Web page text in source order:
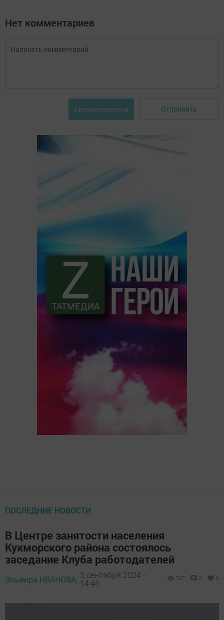
Нет комментариев
Авторизоваться Отправить
ПОСЛЕДНИЕ НОВОСТИ
В Центре занятости населения
Кукморского района состоялось
заседание Клуба работодателей
Эльвира ИВАНОВА, 5 сентября 2024 -
14:46
737 0 0